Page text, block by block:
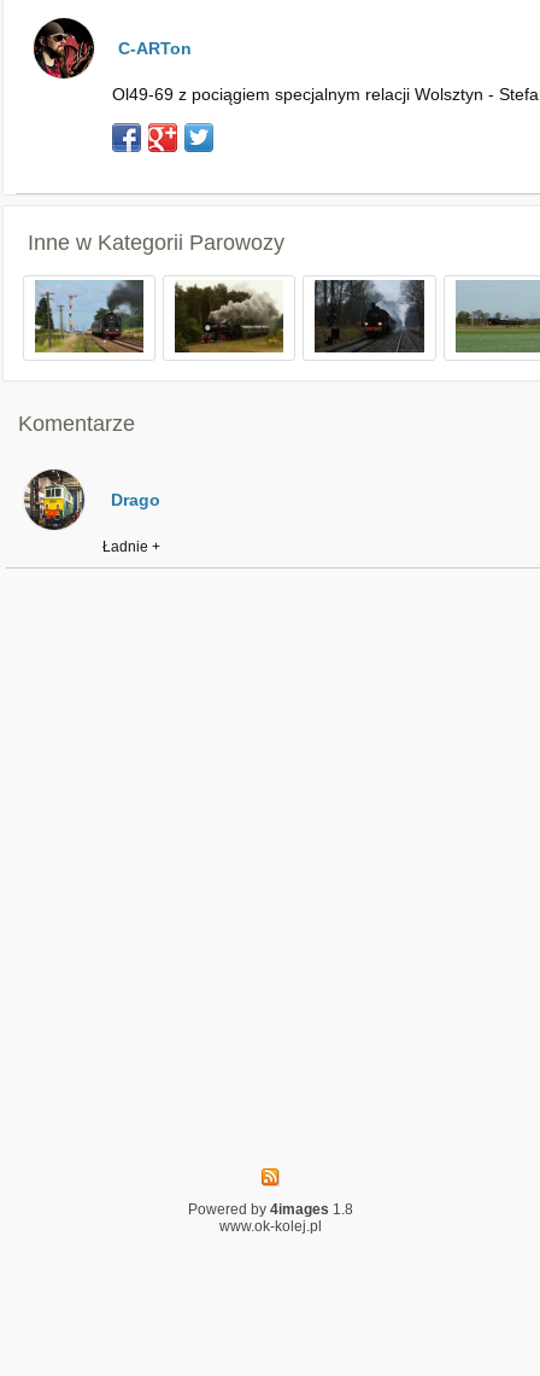
C-ARTon
Ol49-69 z pociągiem specjalnym relacji Wolsztyn -
Inne w Kategorii Parowozy
Komentarze
Drago
Ładnie +
Powered by 4images 1.8
www.ok-kolej.pl